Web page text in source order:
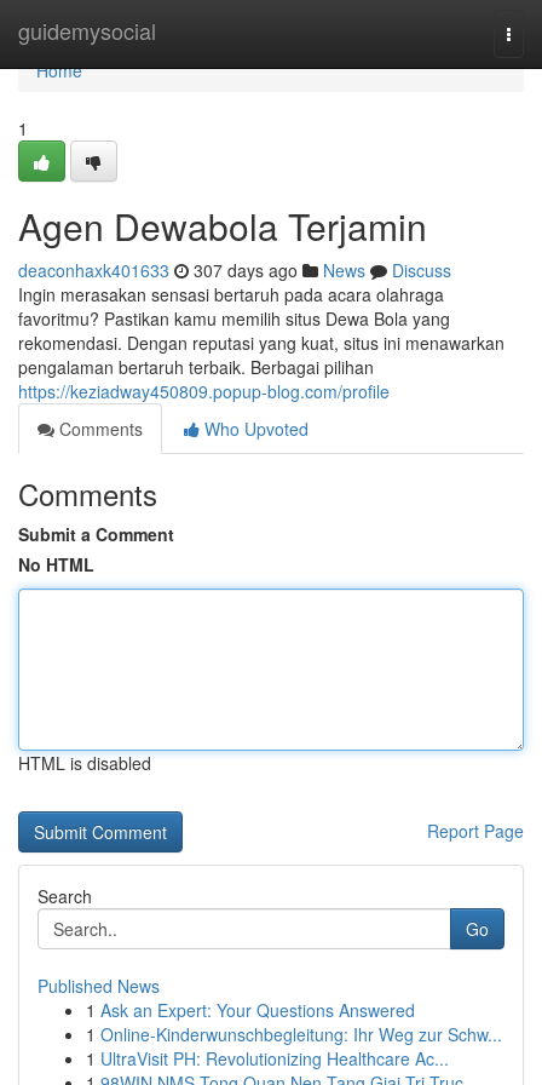
guidemysocial
Home
Home
1
Agen Dewabola Terjamin
deaconhaxk401633 307 days ago News
Discuss
Ingin merasakan sensasi bertaruh pada acara olahraga
favoritmu? Pastikan kamu memilih situs Dewa Bola yang
rekomendasi. Dengan reputasi yang kuat, situs ini menawarkan
pengalaman bertaruh terbaik. Berbagai pilihan
https://keziadway450809.popup-blog.com/profile
Comments
Who Upvoted
Comments
Submit a Comment
No HTML
HTML is disabled
Report Page
Search
Go
Published News
1 Ask an Expert: Your Questions Answered
1 Online-Kinderwunschbegleitung: Ihr Weg zur Schw...
1 UltraVisit PH: Revolutionizing Healthcare Ac...